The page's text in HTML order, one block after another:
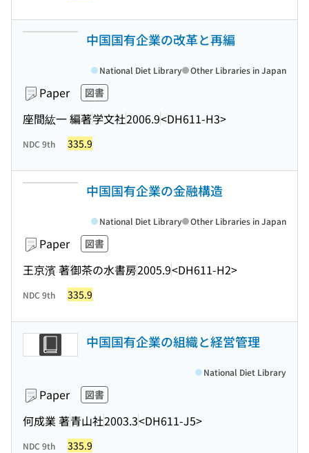
中国国有企業の改革と再編
Paper 図書
座間紘一 編著学文社2006.9<DH611-H3>
National Diet Library Other Libraries in Japan
NDC 9th 335.9
中国国有企業の金融構造
Paper 図書
王京濱 著御茶の水書房2005.9<DH611-H2>
National Diet Library Other Libraries in Japan
NDC 9th 335.9
中国国有企業の組織と経営管理
Paper 図書
何成業 著青山社2003.3<DH611-J5>
National Diet Library
NDC 9th 335.9